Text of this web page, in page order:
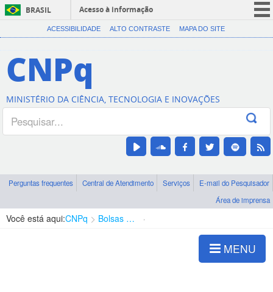
BRASIL
Acesso à informação
CORONAVÍRUS (COVID-19)
Canais
ACESSIBILIDADE ALTO CONTRASTE MAPA DO SITE
CNPq
MINISTÉRIO DA CIÊNCIA, TECNOLOGIA E INOVAÇÕES
Perguntas frequentes Central de Atendimento Serviços
E-mail do Pesquisador
Área de imprensa
Você está aqui:CNPq Bolsas e Auxílios Vigentes
MENU